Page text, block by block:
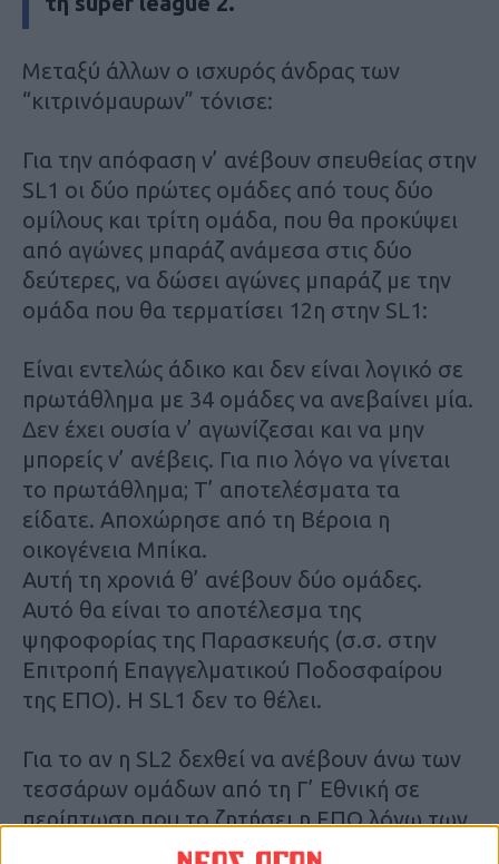
Μεταξύ άλλων ο ισχυρός άνδρας των
“κιτρινόμαυρων” τόνισε:
Για την απόφαση ν’ ανέβουν σπευθείας στην
SL1 οι δύο πρώτες ομάδες από τους δύο
ομίλους και τρίτη ομάδα, που θα προκύψει
από αγώνες μπαράζ ανάμεσα στις δύο
δεύτερες, να δώσει αγώνες μπαράζ με την
ομάδα που θα τερματίσει 12η στην SL1:
Είναι εντελώς άδικο και δεν είναι λογικό σε
πρωτάθλημα με 34 ομάδες να ανεβαίνει μία.
Δεν έχει ουσία ν’ αγωνίζεσαι και να μην
μπορείς ν’ ανέβεις. Για πιο λόγο να γίνεται
το πρωτάθλημα; T’ αποτελέσματα τα
είδατε. Αποχώρησε από τη Βέροια η
οικογένεια Μπίκα.
Aυτή τη χρονιά θ’ ανέβουν δύο ομάδες.
Αυτό θα είναι το αποτέλεσμα της
ψηφοφορίας της Παρασκευής (σ.σ. στην
Επιτροπή Επαγγελματικού Ποδοσφαίρου
της ΕΠΟ). Η SL1 δεν το θέλει.
Για το αν η SL2 δεχθεί να ανέβουν άνω των
τεσσάρων ομάδων από τη Γ’ Εθνική σε
περίπτωση που το ζητήσει η ΕΠΟ λόγω των
εκκρεμοτήτων που υπάρχουν: